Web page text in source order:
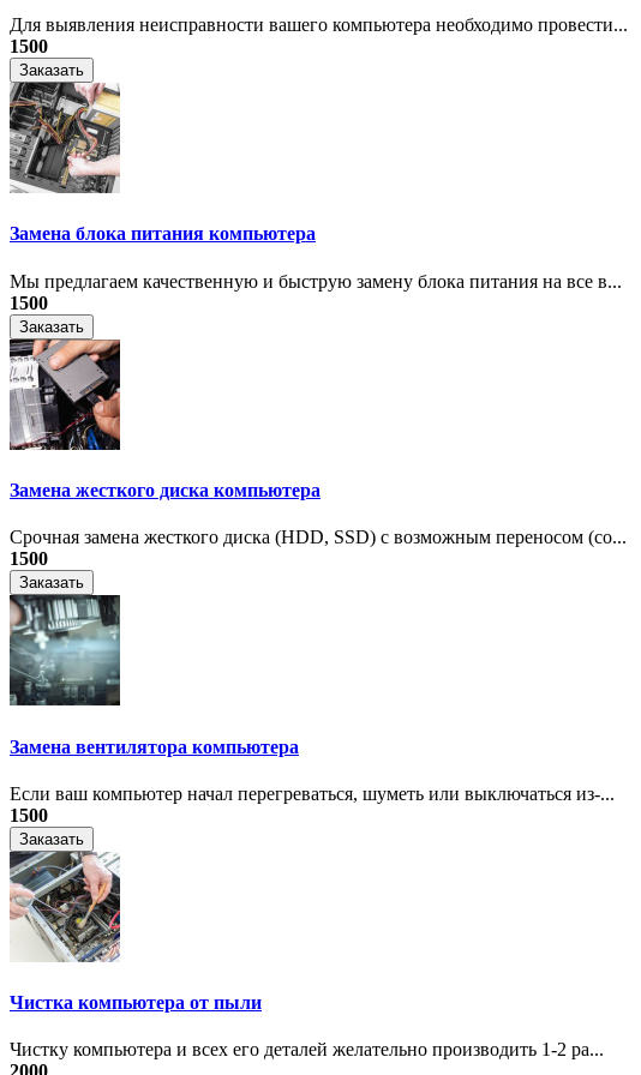
Для выявления неисправности вашего компьютера необходимо провести...
1500
Заказать
Замена блока питания компьютера
Мы предлагаем качественную и быструю замену блока питания на все в...
1500
Заказать
Замена жесткого диска компьютера
Срочная замена жесткого диска (HDD, SSD) с возможным переносом (со...
1500
Заказать
Замена вентилятора компьютера
Если ваш компьютер начал перегреваться, шуметь или выключаться из-...
1500
Заказать
Чистка компьютера от пыли
Чистку компьютера и всех его деталей желательно производить 1-2 ра...